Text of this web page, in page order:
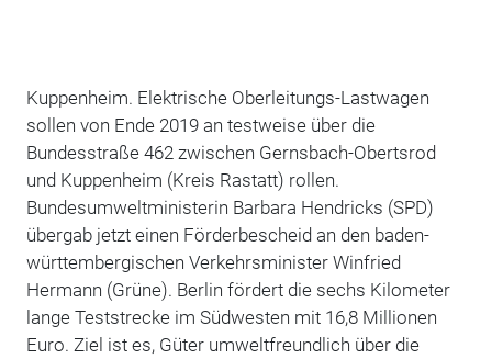
Kuppenheim. Elektrische Oberleitungs-Lastwagen
sollen von Ende 2019 an testweise über die
Bundesstraße 462 zwischen Gernsbach-Obertsrod
und Kuppenheim (Kreis Rastatt) rollen.
Bundesumweltministerin Barbara Hendricks (SPD)
übergab jetzt einen Förderbescheid an den baden-
württembergischen Verkehrsminister Winfried
Hermann (Grüne). Berlin fördert die sechs Kilometer
lange Teststrecke im Südwesten mit 16,8 Millionen
Euro. Ziel ist es, Güter umweltfreundlich über die